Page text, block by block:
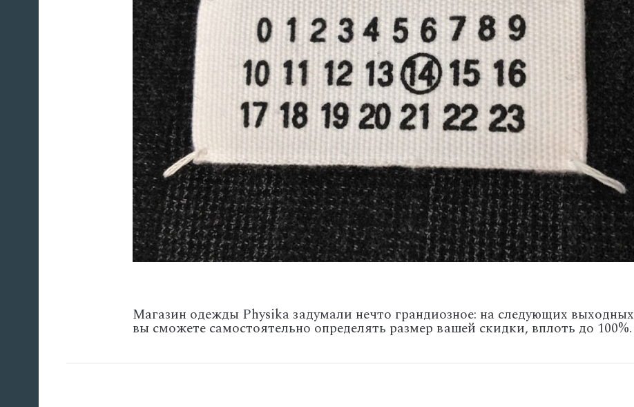
Магазин одежды Physika задумали нечто грандиозное: на следующих выходных
вы сможете самостоятельно определять размер вашей скидки, вплоть до 100%.